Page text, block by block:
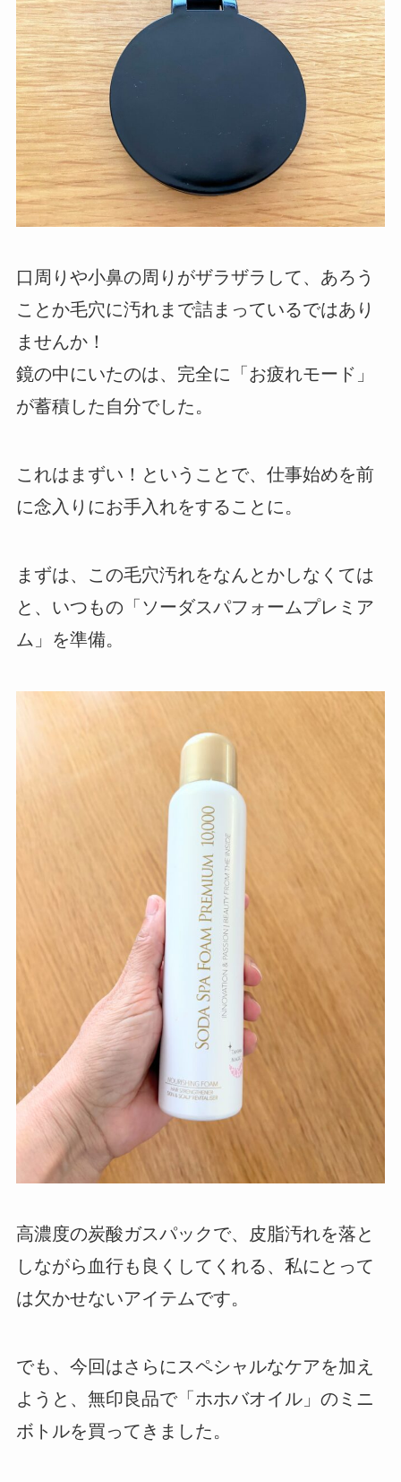
口周りや小鼻の周りがザラザラして、あろう
ことか毛穴に汚れまで詰まっているではあり
ませんか！
鏡の中にいたのは、完全に「お疲れモード」
が蓄積した自分でした。
これはまずい！ということで、仕事始めを前
に念入りにお手入れをすることに。
まずは、この毛穴汚れをなんとかしなくては
と、いつもの「ソーダスパフォームプレミア
ム」を準備。
高濃度の炭酸ガスパックで、皮脂汚れを落と
しながら血行も良くしてくれる、私にとって
は欠かせないアイテムです。
でも、今回はさらにスペシャルなケアを加え
ようと、無印良品で「ホホバオイル」のミニ
ボトルを買ってきました。